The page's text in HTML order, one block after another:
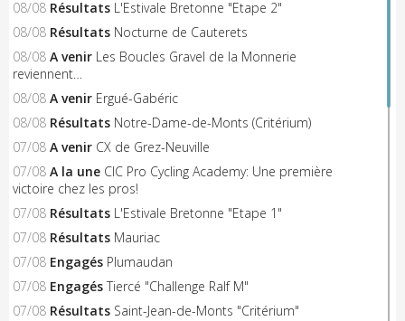
08/08 Résultats L'Estivale Bretonne "Etape 2"
08/08 Résultats Nocturne de Cauterets
08/08 A venir Les Boucles Gravel de la Monnerie
reviennent…
08/08 A venir Ergué-Gabéric
08/08 Résultats Notre-Dame-de-Monts (Critérium)
07/08 A venir CX de Grez-Neuville
07/08 A la une CIC Pro Cycling Academy: Une première
victoire chez les pros!
07/08 Résultats L'Estivale Bretonne "Etape 1"
07/08 Résultats Mauriac
07/08 Engagés Plumaudan
07/08 Engagés Tiercé "Challenge Ralf M"
07/08 Résultats Saint-Jean-de-Monts "Critérium"